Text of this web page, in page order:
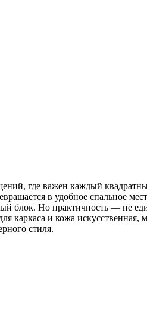
где важен каждый
в удобное спальное
блок. Но практичность — не
и кожа искусственная,
стиля.